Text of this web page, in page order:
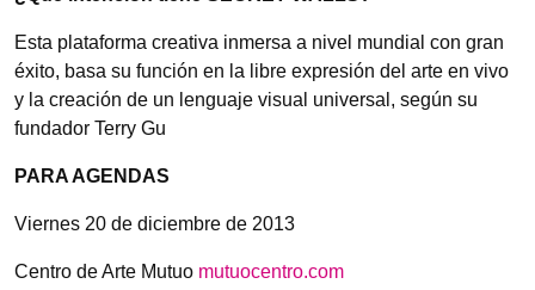
Esta plataforma creativa inmersa a nivel mundial con gran
éxito, basa su función en la libre expresión del arte en vivo
y la creación de un lenguaje visual universal, según su
fundador Terry Gu
PARA AGENDAS
Viernes 20 de diciembre de 2013
Centro de Arte Mutuo mutuocentro.com